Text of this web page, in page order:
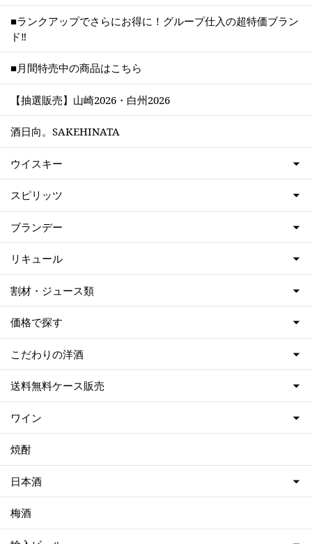
■ランクアップでさらにお得に！グループ仕入の超特価ブラン
ド‼
■月間特売中の商品はこちら
【抽選販売】山崎2026・白州2026
酒日向。SAKEHINATA
ウイスキー
スピリッツ
ブランデー
リキュール
割材・ジュース類
価格で探す
こだわりの洋酒
送料無料ケース販売
ワイン
焼酎
日本酒
梅酒